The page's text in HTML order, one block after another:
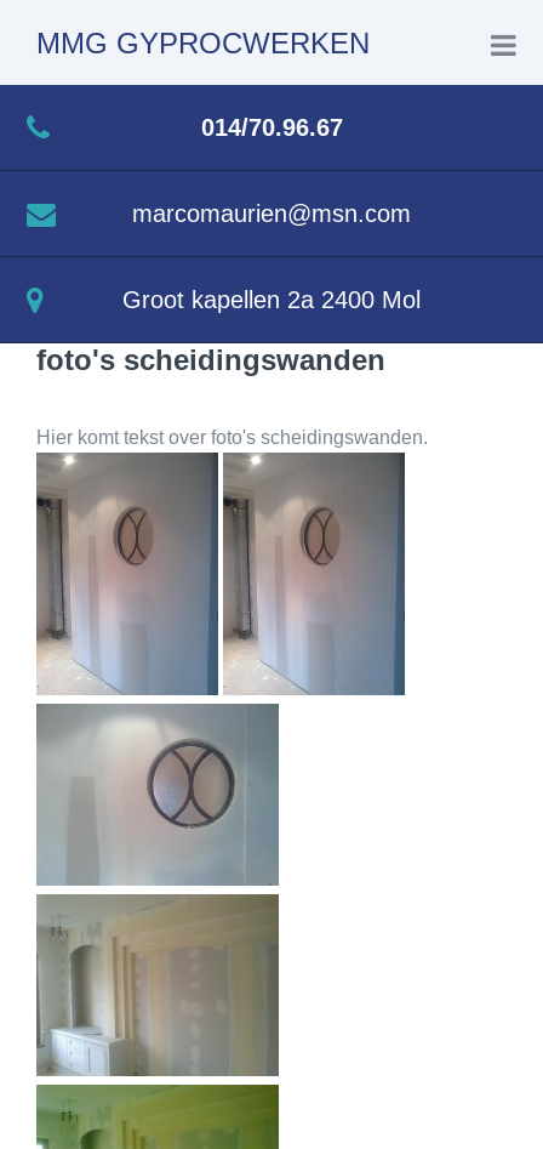
MMG GYPROCWERKEN
Home
Realisaties
014/70.96.67
marcomaurien@msn.com
Groot kapellen 2a 2400 Mol
foto's scheidingswanden
Hier komt tekst over foto's scheidingswanden.